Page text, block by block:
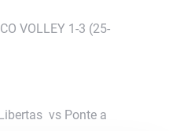
VOLLEY 1-3 (25-
vs Ponte a